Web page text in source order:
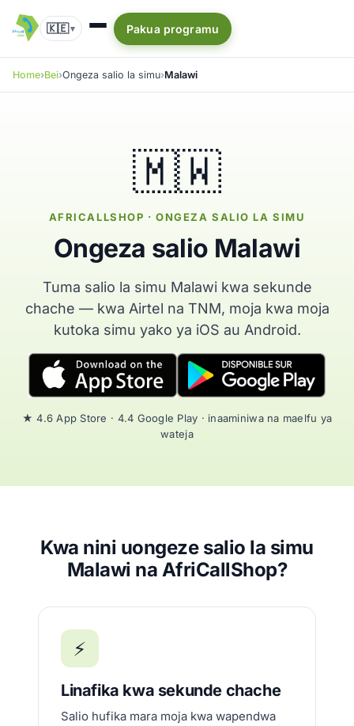
🇰🇪▾ Pakua programu
Home Bei Ongeza salio la simu Malawi
🇲🇼
AFRICALLSHOP · ONGEZA SALIO LA SIMU
Ongeza salio Malawi
Tuma salio la simu Malawi kwa sekunde
chache — kwa Airtel na TNM, moja kwa moja
kutoka simu yako ya iOS au Android.
★ 4.6 App Store · 4.4 Google Play · inaaminiwa na maelfu ya
wateja
Kwa nini uongeze salio la simu
Malawi na AfriCallShop?
⚡
Linafika kwa sekunde chache
Salio hufika mara moja kwa wapendwa